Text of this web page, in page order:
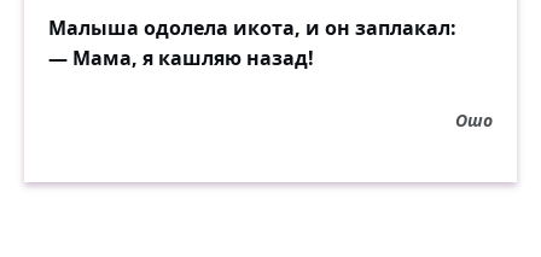
Малыша одолела икота, и он заплакал:
— Мама, я кашляю назад!
Ошо